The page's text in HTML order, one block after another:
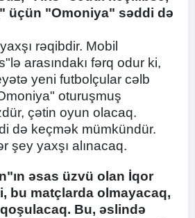
üçün "Omoniya" səddi də
rəqibdir. Mobil
arasındakı fərq odur ki,
yeni futbolçular cəlb
oturuşmuş
çətin oyun olacaq.
də keçmək mümkündür.
şey yaxşı alınacaq.
əsas üzvü olan İqor
bu matçlarda olmayacaq,
Bu, əslində